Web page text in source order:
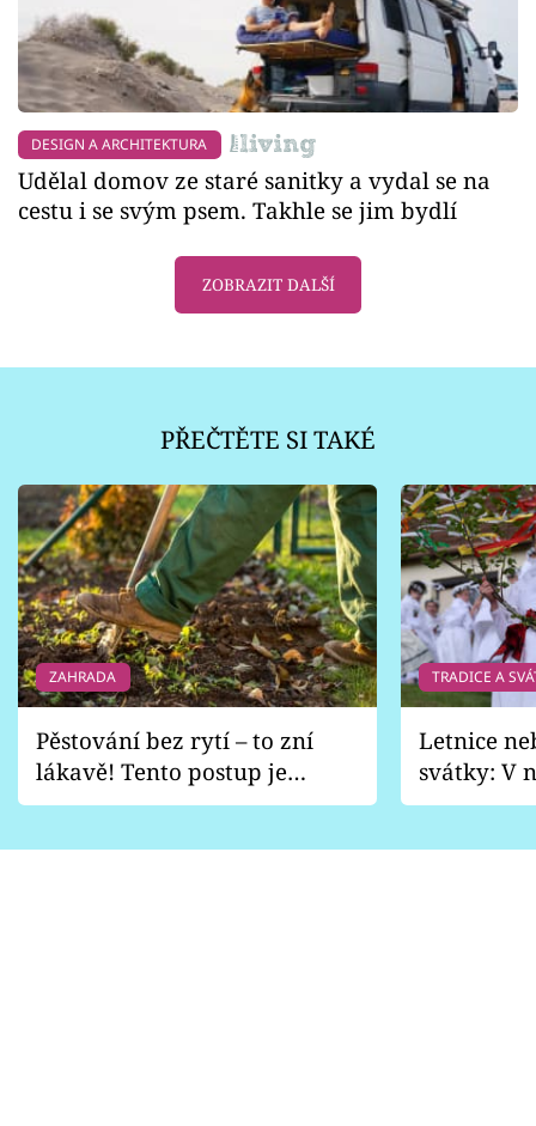
DESIGN A ARCHITEKTURA
Udělal domov ze staré sanitky a vydal se na
cestu i se svým psem. Takhle se jim bydlí
ZOBRAZIT DALŠÍ
PŘEČTĚTE SI TAKÉ
ZAHRADA
Pěstování bez rytí – to zní
lákavě! Tento postup je
vhodný jen pro některé
TRADICE A
Letnice
svátky: V
pondělí